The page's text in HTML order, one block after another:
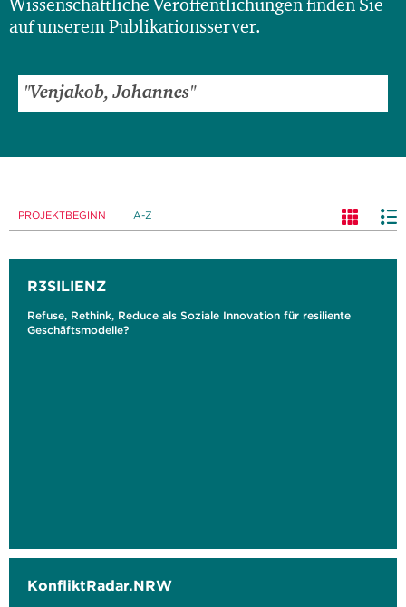
Wissenschaftliche Veröffentlichungen finden Sie
auf unserem Publikationsserver.
PROJEKTBEGINN A-Z
R3SILIENZ
Refuse, Rethink, Reduce als Soziale Innovation für resiliente
Geschäftsmodelle?
KonfliktRadar.NRW